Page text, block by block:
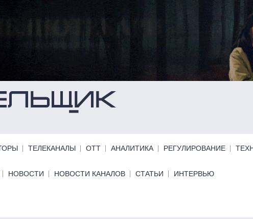
ТЕЛЕКАНАЛЫ ОТТ АНАЛИТИКА РЕГУЛИРОВАНИЕ
НОВОСТИ НОВОСТИ КАНАЛОВ СТАТЬИ ИНТЕРВЬЮ